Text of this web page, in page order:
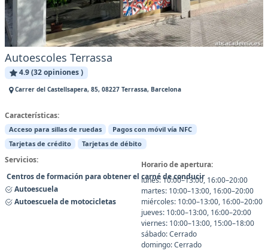
Autoescoles Terrassa
4.9 (32 opiniones )
Carrer del Castellsapera, 85, 08227 Terrassa, Barcelona
Características:
Acceso para sillas de ruedas
Pagos con móvil vía NFC
Tarjetas de crédito
Tarjetas de débito
Servicios:
Centros de formación para obtener el carné de conducir
Autoescuela
Autoescuela de motocicletas
Horario de apertura:
lunes: 10:00–13:00, 16:00–20:00
martes: 10:00–13:00, 16:00–20:00
miércoles: 10:00–13:00, 16:00–20:00
jueves: 10:00–13:00, 16:00–20:00
viernes: 10:00–13:00, 15:00–18:00
sábado: Cerrado
domingo: Cerrado